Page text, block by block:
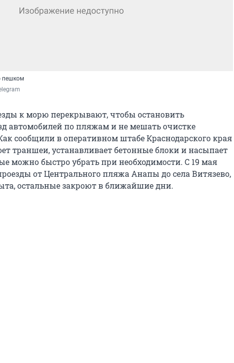
пешком
к морю перекрывают, чтобы остановить
автомобилей по пляжам и не мешать очистке
сообщили в оперативном штабе Краснодарского края
траншеи, устанавливает бетонные блоки и насыпает
можно быстро убрать при необходимости. С 19 мая
от Центрального пляжа Анапы до села Витязево,
остальные закроют в ближайшие дни.